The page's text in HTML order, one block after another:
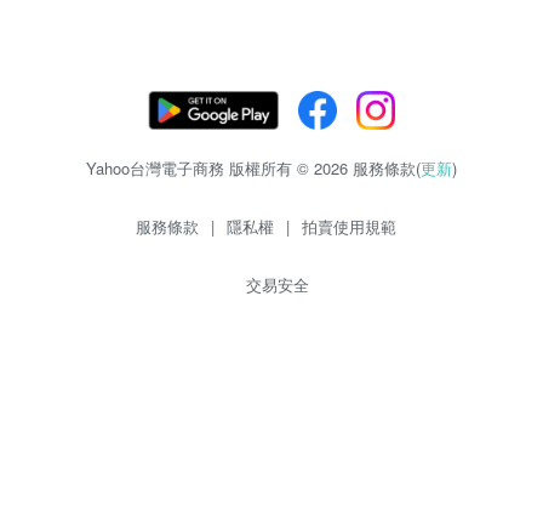
Yahoo台灣電子商務 版權所有 © 2026 服務條款(更新)
服務條款 | 隱私權 | 拍賣使用規範
交易安全